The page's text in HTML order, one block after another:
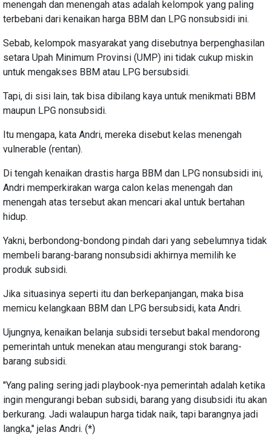
menengah dan menengah atas adalah kelompok yang paling
terbebani dari kenaikan harga BBM dan LPG nonsubsidi ini.
Sebab, kelompok masyarakat yang disebutnya berpenghasilan
setara Upah Minimum Provinsi (UMP) ini tidak cukup miskin
untuk mengakses BBM atau LPG bersubsidi.
Tapi, di sisi lain, tak bisa dibilang kaya untuk menikmati BBM
maupun LPG nonsubsidi.
Itu mengapa, kata Andri, mereka disebut kelas menengah
vulnerable (rentan).
Di tengah kenaikan drastis harga BBM dan LPG nonsubsidi ini,
Andri memperkirakan warga calon kelas menengah dan
menengah atas tersebut akan mencari akal untuk bertahan
hidup.
Yakni, berbondong-bondong pindah dari yang sebelumnya tidak
membeli barang-barang nonsubsidi akhirnya memilih ke
produk subsidi.
Jika situasinya seperti itu dan berkepanjangan, maka bisa
memicu kelangkaan BBM dan LPG bersubsidi, kata Andri.
Ujungnya, kenaikan belanja subsidi tersebut bakal mendorong
pemerintah untuk menekan atau mengurangi stok barang-
barang subsidi.
"Yang paling sering jadi playbook-nya pemerintah adalah ketika
ingin mengurangi beban subsidi, barang yang disubsidi itu akan
berkurang. Jadi walaupun harga tidak naik, tapi barangnya jadi
langka," jelas Andri. (*)